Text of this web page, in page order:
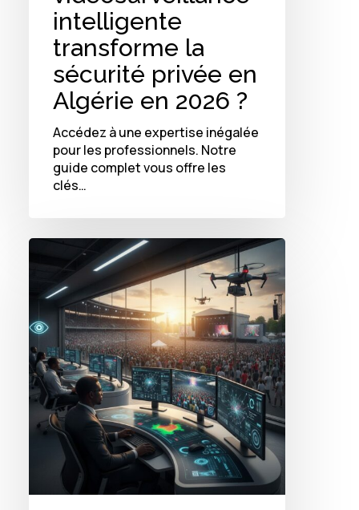
intelligente
transforme la
sécurité privée en
Algérie en 2026 ?
Accédez à une expertise inégalée
pour les professionnels. Notre
guide complet vous offre les
clés…
Comment
vidéosurveillance
intelligente
redéfinit
la
sécurité
événementielle
au
Sénégal
en
2026